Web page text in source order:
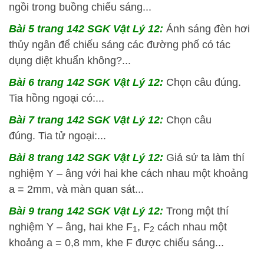
ngồi trong buồng chiếu sáng...
Bài 5 trang 142 SGK Vật Lý 12: Ánh sáng đèn hơi
thủy ngân để chiếu sáng các đường phố có tác
dụng diệt khuẩn không?...
Bài 6 trang 142 SGK Vật Lý 12: Chọn câu đúng.
Tia hồng ngoại có:...
Bài 7 trang 142 SGK Vật Lý 12: Chọn câu
đúng. Tia tử ngoại:...
Bài 8 trang 142 SGK Vật Lý 12: Giả sử ta làm thí
nghiệm Y – âng với hai khe cách nhau một khoảng
a = 2mm, và màn quan sát...
Bài 9 trang 142 SGK Vật Lý 12: Trong một thí
nghiệm Y – âng, hai khe F1, F2 cách nhau một
khoảng a = 0,8 mm, khe F được chiếu sáng...